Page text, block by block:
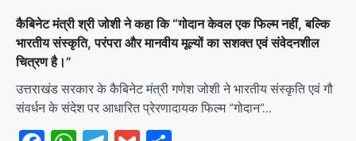
कैबिनेट मंत्री श्री जोशी ने कहा कि “गोदान केवल एक फिल्म नहीं, बल्कि
भारतीय संस्कृति, परंपरा और मानवीय मूल्यों का सशक्त एवं संवेदनशील
चित्रण है।”
उत्तराखंड सरकार के कैबिनेट मंत्री गणेश जोशी ने भारतीय संस्कृति एवं गौ
संवर्धन के संदेश पर आधारित प्रेरणादायक फिल्म “गोदान”…